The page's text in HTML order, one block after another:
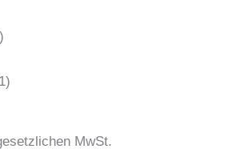
MwSt.